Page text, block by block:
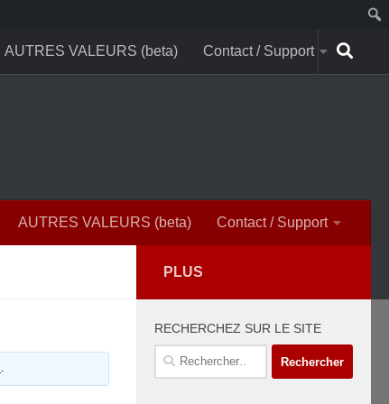
AUTRES VALEURS (beta) Contact / Support
AUTRES VALEURS (beta) Contact / Support
.
PLUS
RECHERCHEZ SUR LE SITE
Rechercher :